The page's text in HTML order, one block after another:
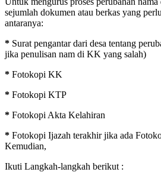
sejumlah dokumen atau berkas yang
antaranya:
* Surat pengantar dari desa tentang
jika penulisan nam di KK yang salah)
* Fotokopi KK
* Fotokopi KTP
* Fotokopi Akta Kelahiran
* Fotokopi Ijazah terakhir jika ada
Kemudian,
Ikuti Langkah-langkah berikut :